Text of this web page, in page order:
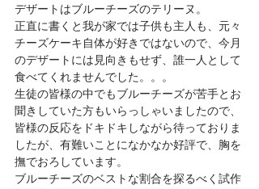
デザートはブルーチーズのテリーヌ。
正直に書くと我が家では子供も主人も、元々
チーズケーキ自体が好きではないので、今月
のデザートには見向きもせず、誰一人として
食べてくれませんでした。。。
生徒の皆様の中でもブルーチーズが苦手とお
聞きしていた方もいらっしゃいましたので、
皆様の反応をドキドキしながら待っておりま
したが、有難いことになかなか好評で、胸を
撫でおろしています。
ブルーチーズのベストな割合を探るべく試作